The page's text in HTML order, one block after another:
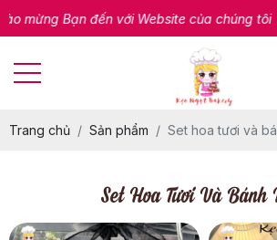
Bạn đến với Website của chúng tôi
Trang chủ Sản phẩm Set hoa tươi và
Set Hoa Tươi Và Bánh